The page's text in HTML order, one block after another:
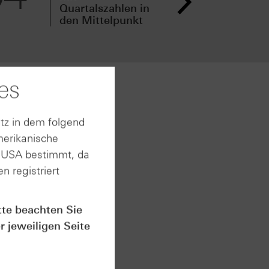
Quartalszahlen in
den Mittelpunkt
im
auf
in dem folgend
bestimmt, da
registriert
beachten Sie
jeweiligen Seite